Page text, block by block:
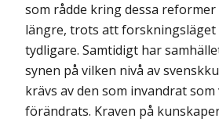
som rådde kring dessa
längre, trots att forskningsläget
tydligare. Samtidigt har
synen på vilken nivå av
krävs av den som invandrat
förändrats. Kraven på